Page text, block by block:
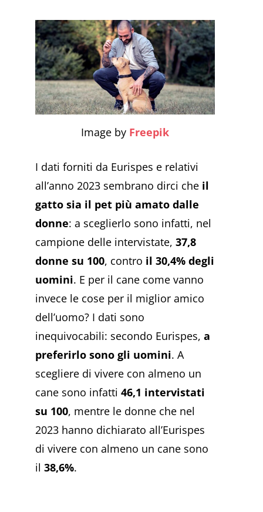
Image by Freepik
I dati forniti da Eurispes e relativi
all’anno 2023 sembrano dirci che il
gatto sia il pet più amato dalle
donne: a sceglierlo sono infatti, nel
campione delle intervistate, 37,8
donne su 100, contro il 30,4% degli
uomini. E per il cane come vanno
invece le cose per il miglior amico
dell’uomo? I dati sono
inequivocabili: secondo Eurispes, a
preferirlo sono gli uomini. A
scegliere di vivere con almeno un
cane sono infatti 46,1 intervistati
su 100, mentre le donne che nel
2023 hanno dichiarato all’Eurispes
di vivere con almeno un cane sono
il 38,6%.